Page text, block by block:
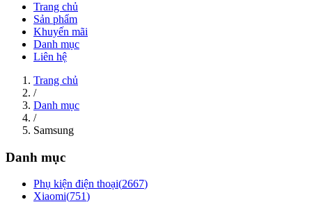
Trang chủ
Sản phẩm
Khuyến mãi
Danh mục
Liên hệ
Trang chủ
/
Danh mục
/
Samsung
Danh mục
Phụ kiện điện thoại(2667)
Xiaomi(751)